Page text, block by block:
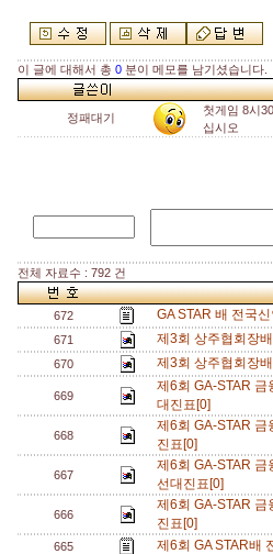
이 글에 대해서 총 0 분이 메모를 남기셨습니다.
정패대기
첫게임 8시
십시오
전체 자료수 : 792 건
672 GA STAR 배 전국
671 제3회 상주협회장
670 제3회 상주협회장
669
제6회 GA-STAR
대진표[0]
668
제6회 GA-STAR
진표[0]
667
제6회 GA-STAR
선대진표[0]
666
제6회 GA-STAR
진표[0]
665 제6회 GA STAR배